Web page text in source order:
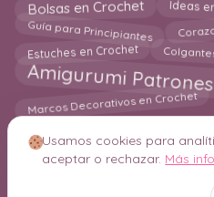
Ideas
Guía para Principiantes
Estuches en Crochet
Amigurumi
Marcos Decorativos en Crochet
© 2026 Crochetisimo.
Usamos cookies para
aceptar o rechazar. Más